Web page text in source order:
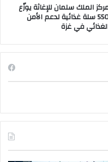
الملك سلمان للإغاثة يوزّع
550 سلة غذائية لدعم الأمن
في غزة